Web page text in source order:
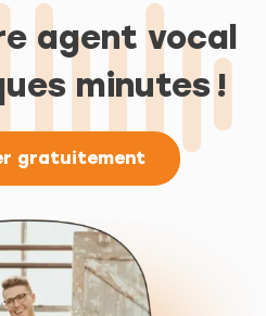
agent vocal
minutes !
gratuitement